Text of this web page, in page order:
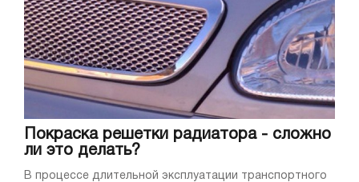
Покраска решетки радиатора - сложно
ли это делать?
В процессе длительной эксплуатации транспортного